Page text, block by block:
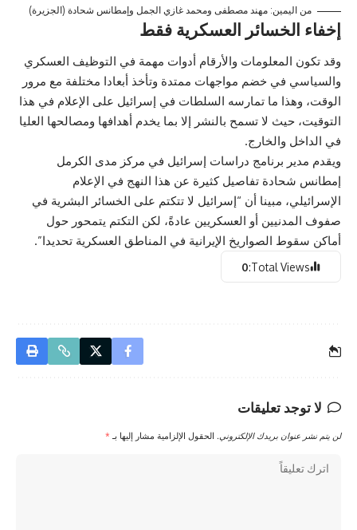
من اليمين: مهند مصطفى ومحمد غازي الجمل وإمطانس شحادة (الجزيرة)
إخفاء الخسائر العسكرية فقط
وقد تكون المعلومات والأرقام أدوات مهمة في التوظيف العسكري
والسياسي في خضم مواجهات ممتدة وتأخذ أبعادا مختلفة مع مرور
الوقت، وهذا ما تمارسه السلطات في إسرائيل على الإعلام في هذا
التوقيت، حيث لا تسمح بالنشر إلا بما يخدم أهدافها ومصالحها العليا
في الداخل والخارج.
ويقدم مدير برنامج دراسات إسرائيل في مركز مدى الكرمل
إمطانس شحادة تفاصيل كثيرة عن هذا النهج في الإعلام
الإسرائيلي، مبينا أن “إسرائيل لا تتكتم على الخسائر البشرية في
صفوف المدنيين أو العسكريين عادةً، لكن التكتم يتمحور حول
أماكن سقوط الصواريخ الإيرانية في المناطق العسكرية تحديدا”.
Total Views:
0
لا توجد تعليقات
لن يتم نشر عنوان بريدك الإلكتروني. الحقول الإلزامية مشار إليها بـ *